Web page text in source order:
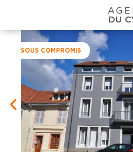
DU
SOUS COMPROMIS